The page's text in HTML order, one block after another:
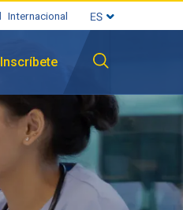
Internacional
Inscríbete